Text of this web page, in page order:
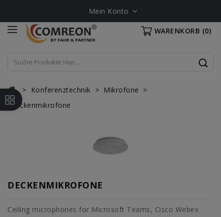
Mein Konto
WARENKORB (0)
Konferenztechnik
Mikrofone
Deckenmikrofone
DECKENMIKROFONE
Ceiling microphones for Microsoft Teams, Cisco Webex